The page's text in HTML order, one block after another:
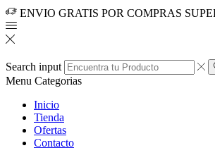
ENVIO GRATIS POR COMPRAS
Search input
Menu Categorias
Inicio
Tienda
Ofertas
Contacto